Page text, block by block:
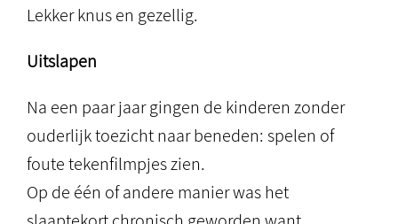
Lekker knus en gezellig.
Uitslapen
Na een paar jaar gingen de kinderen zonder
ouderlijk toezicht naar beneden: spelen of
foute tekenfilmpjes zien.
Op de één of andere manier was het